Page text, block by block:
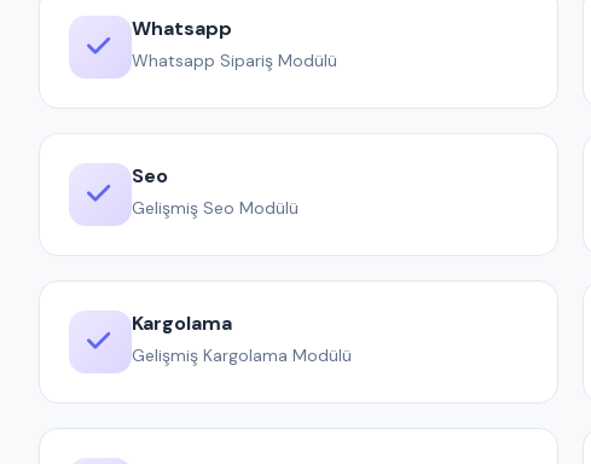
Whatsapp
Whatsapp Sipariş Modülü
Seo
Gelişmiş Seo Modülü
Kargolama
Gelişmiş Kargolama Modülü